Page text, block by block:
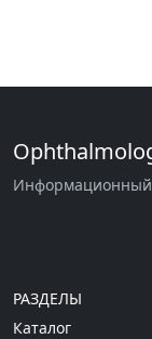
Информационный
РАЗДЕЛЫ
Каталог